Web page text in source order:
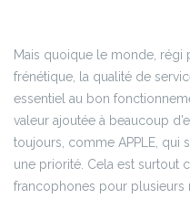
Mais quoique le monde, régi
frénétique, la qualité de
essentiel au bon
valeur ajoutée à beaucoup
toujours, comme APPLE, qui
une priorité. Cela est surtout
francophones pour plusieurs